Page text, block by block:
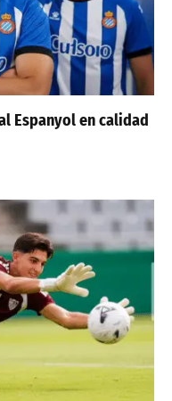
Espanyol en calidad